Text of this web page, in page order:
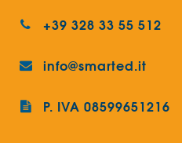
+39 328 33 55 512
info@smarted.it
P. IVA 08599651216